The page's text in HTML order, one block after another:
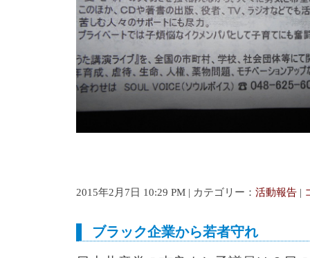
2015年2月7日 10:29 PM | カテゴリー： 活動報告 |
ブラック企業から若者守れ